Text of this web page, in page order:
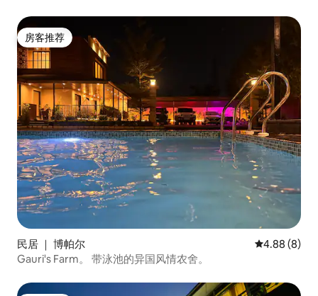
房客推荐
房客推荐
民居 ｜ 博帕尔 平均评分
4.88 (8)
Gauri's Farm。 带泳池的异国风情农舍。